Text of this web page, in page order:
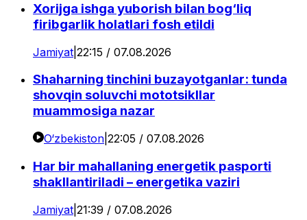
Xorijga ishga yuborish bilan bog‘liq
firibgarlik holatlari fosh etildi
Jamiyat 22:15 / 07.08.2026
Shaharning tinchini buzayotganlar: tunda
shovqin soluvchi mototsikllar
muammosiga nazar
O‘zbekiston 22:05 / 07.08.2026
Har bir mahallaning energetik pasporti
shakllantiriladi – energetika vaziri
Jamiyat 21:39 / 07.08.2026